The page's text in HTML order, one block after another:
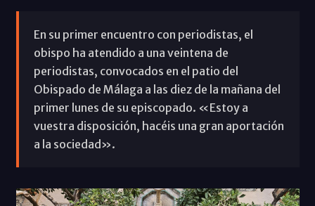
En su primer encuentro con periodistas, el
obispo ha atendido a una veintena de
periodistas, convocados en el patio del
Obispado de Málaga a las diez de la mañana del
primer lunes de su episcopado. «Estoy a
vuestra disposición, hacéis una gran aportación
a la sociedad».